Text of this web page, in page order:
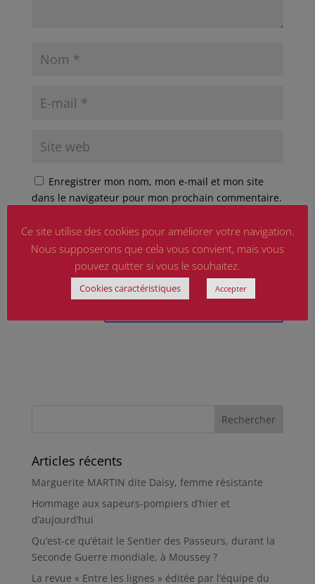
Enregistrer mon nom, mon e-mail et mon site
dans le navigateur pour mon prochain commentaire.
Ce site est protégé par reCAPTCHA et Google
Politique de confidentialité
Conditions d'utilisation
appliquer.
Articles récents
Marguerite MARTIN dite Daisy, femme résistante
Hommage aux sapeurs-pompiers d’hier et
d’aujourd’hui
Qu’est-ce qu’était le Sentier des Passeurs, durant la
Seconde Guerre mondiale, à Moussey ?
La revue « Entre les lignes » éditée par l’équipe du
Ce site utilise des cookies pour améliorer votre navigation.
Nous supposerons que cela vous convient, mais vous
pouvez quitter si vous le souhaitez.
Cookies caractéristiques Accepter